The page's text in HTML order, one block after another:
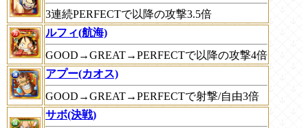
3連続PERFECTで以降の攻撃3.5倍
ルフィ(航海)
GOOD→GREAT→PERFECTで以降の攻撃4倍
アプー(カオス)
GOOD→GREAT→PERFECTで射撃/自由3倍
サボ(決戦)